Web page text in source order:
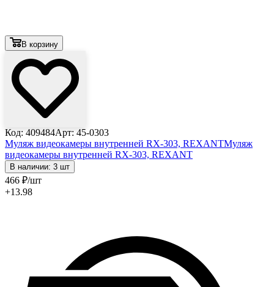
В корзину
Код: 409484Арт: 45-0303
Муляж видеокамеры внутренней RX-303, REXANTМуляж
видеокамеры внутренней RX-303, REXANT
В наличии: 3 шт
466 ₽/шт
+13.98